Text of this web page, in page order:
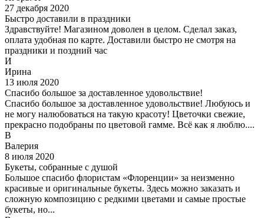
27 декабря 2020
Быстро доставили в праздники
Здравствуйте! Магазином доволен в целом. Сделал заказ,
оплата удобная по карте. Доставили быстро не смотря на
праздники и поздний час
И
Ирина
13 июля 2020
Спасибо большое за доставленное удовольствие!
Спасибо большое за доставленное удовольствие! Любуюсь и
не могу налюбоваться на такую красоту! Цветочки свежие,
прекрасно подобраны по цветовой гамме. Всё как я люблю....
В
Валерия
8 июля 2020
Букеты, собранные с душой
Большое спасибо флористам «Флоренции» за неизменно
красивые и оригинальные букеты. Здесь можно заказать и
сложную композицию с редкими цветами и самые простые
букеты, но...